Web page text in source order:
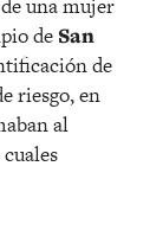
una mujer
de San
de
riesgo, en
al